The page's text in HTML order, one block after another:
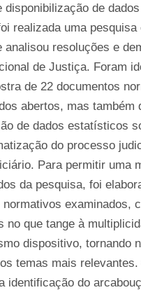
de
realizada uma pesquisa
analisou resoluções e
de Justiça. Foram
de 22 documentos
abertos, mas também
de dados estatísticos
do processo
Para permitir uma
da pesquisa, foi
examinados,
no que tange à
dispositivo, tornando
temas mais
identificação do